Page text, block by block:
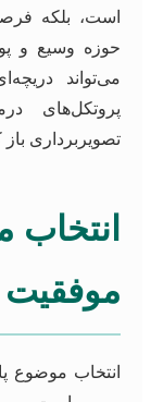
است، بلکه
حوزه وسیع و
می‌تواند
پروتکل‌های
تصویربرداری باز
موفقیت
انتخاب موضوع